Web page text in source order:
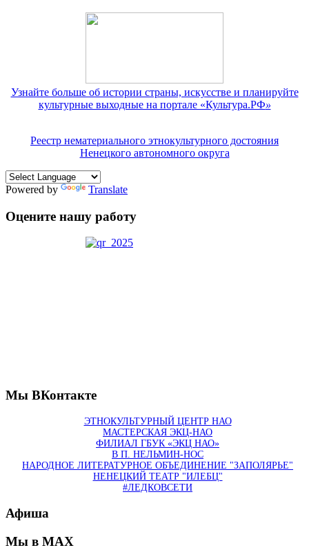
Узнайте больше об истории страны, искусстве и планируйте
культурные выходные на портале «Культура.РФ»
Реестр нематериального этнокультурного достояния
Ненецкого автономного округа
Powered by Translate
Оцените нашу работу
Мы ВКонтакте
ЭТНОКУЛЬТУРНЫЙ ЦЕНТР НАО
МАСТЕРСКАЯ ЭКЦ-НАО
ФИЛИАЛ ГБУК «ЭКЦ НАО»
В П. НЕЛЬМИН-НОС
НАРОДНОЕ ЛИТЕРАТУРНОЕ ОБЪЕДИНЕНИЕ "ЗАПОЛЯРЬЕ"
НЕНЕЦКИЙ ТЕАТР "ИЛЕБЦ"
#ЛЕДКОВСЕТИ
Афиша
Мы в MAX